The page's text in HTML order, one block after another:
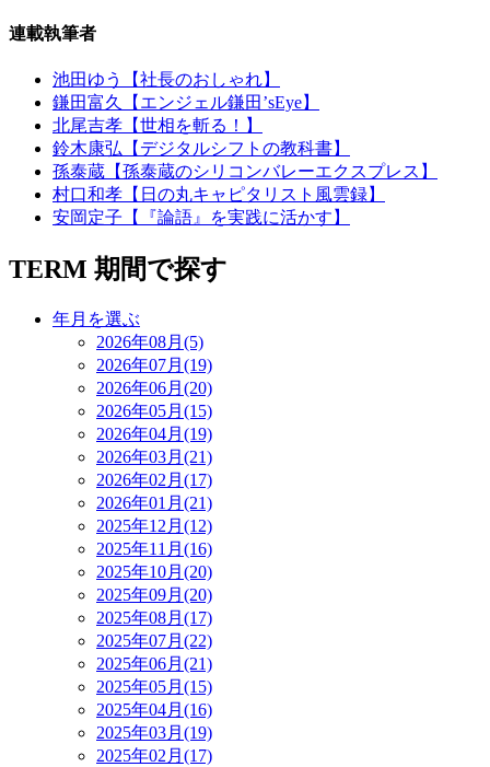
連載執筆者
池田ゆう【社長のおしゃれ】
鎌田富久【エンジェル鎌田’sEye】
北尾吉孝【世相を斬る！】
鈴木康弘【デジタルシフトの教科書】
孫泰蔵【孫泰蔵のシリコンバレーエクスプレス】
村口和孝【日の丸キャピタリスト風雲録】
安岡定子【『論語』を実践に活かす】
TERM 期間で探す
年月を選ぶ
2026年08月(5)
2026年07月(19)
2026年06月(20)
2026年05月(15)
2026年04月(19)
2026年03月(21)
2026年02月(17)
2026年01月(21)
2025年12月(12)
2025年11月(16)
2025年10月(20)
2025年09月(20)
2025年08月(17)
2025年07月(22)
2025年06月(21)
2025年05月(15)
2025年04月(16)
2025年03月(19)
2025年02月(17)